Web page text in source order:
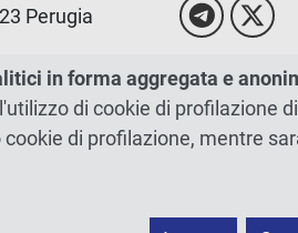
Perugia
in forma aggregata e
di cookie di profilazione
di profilazione, mentre